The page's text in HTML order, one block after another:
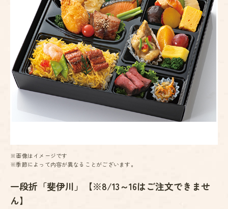
※画像はイメージです
※季節によって内容が異なることがございます。
一段折「斐伊川」【※8/13～16はご注文できませ
ん】